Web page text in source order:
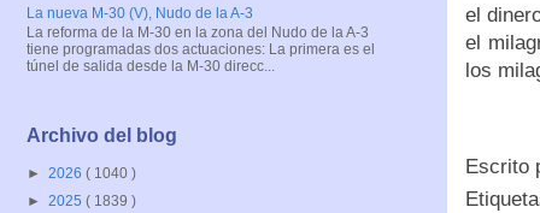
el
el
los
Escrito
La nueva M-30 (V), Nudo de la A-3
La reforma de la M-30 en la zona del Nudo de la A-3
tiene programadas dos actuaciones: La primera es el
túnel de salida desde la M-30 direcc...
Archivo del blog
► 2026 ( 1040 )
► 2025 ( 1839 )